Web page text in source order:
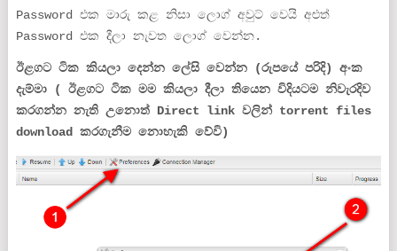
Password එක මාරු කළ නිසා ලොග් අවුට් වෙයි අළුත්
Password එක දීලා නැවත ලොග් වෙන්න.
ඊළගට ටික කියලා දෙන්න ලේසි වෙන්න (රුපයේ පරිදි) අංක
දැම්මා
( ඊළගට ටික මම කියලා දීලා තියෙන විදියටම නිවැරදිව
කරගන්න නැති උනොත් Direct link වලින් torrent files
download කරගැනීම නොහැකි වේවි)